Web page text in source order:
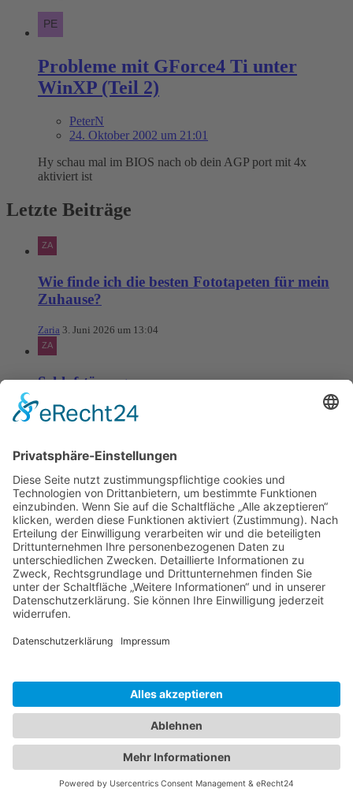
Probleme mit GForce4 Ti unter
WinXP (Teil 2)
PeterN
24. Oktober 2002 um 21:01
Hy schau mal im BIOS nach ob dein AGP port mit 4x
aktiviert ist
Letzte Beiträge
Wie finde ich die besten Fototapeten für mein
Zuhause?
Zaria 3. Juni 2026 um 13:04
Schlafstörungen
Zaria 3. Juni 2026 um 13:03
Ms word to PDF
Manuellsen 28. Mai 2026 um 10:31
Künstliche Intelligenz in der
Plattformentwicklung
MasonOgden 24. August 2025 um 10:58
Was habt ihr euch zuletzt gekauft?
LarsKlars 3. März 2025 um 10:08
Kontakt
Datenschutzerklärung
Nutzungsbedingungen
Community-Software:WoltLab Suite™ 6.0.25